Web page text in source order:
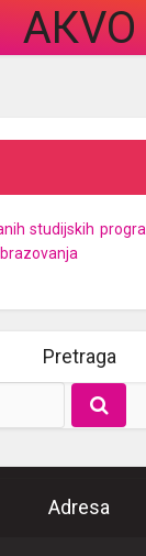
АКVO
studijskih
Pretraga
Adresa